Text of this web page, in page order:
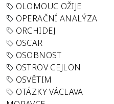
OLOMOUC OŽIJE
OPERAČNÍ ANALÝZA
ORCHIDEJ
OSCAR
OSOBNOST
OSTROV CEJLON
OSVĚTIM
OTÁZKY VÁCLAVA